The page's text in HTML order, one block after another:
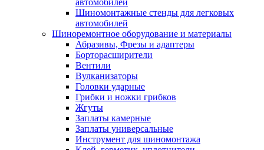
автомобилей
Шиномонтажные стенды для легковых
автомобилей
Шиноремонтное оборудование и материалы
Абразивы, Фрезы и адаптеры
Борторасширители
Вентили
Вулканизаторы
Головки ударные
Грибки и ножки грибков
Жгуты
Заплаты камерные
Заплаты универсальные
Инструмент для шиномонтажа